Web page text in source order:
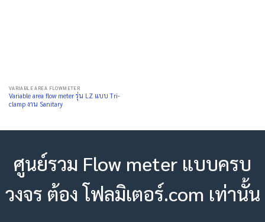
VARIABLE AREA FLOWMETER
Variable area flow meter รุ่น LZ แบบ Tri-
clamp งาน Sanitary
ศูนย์รวม Flow meter แบบครบ
วงจร ต้อง โฟลมิเตอร์.com เท่านั้น